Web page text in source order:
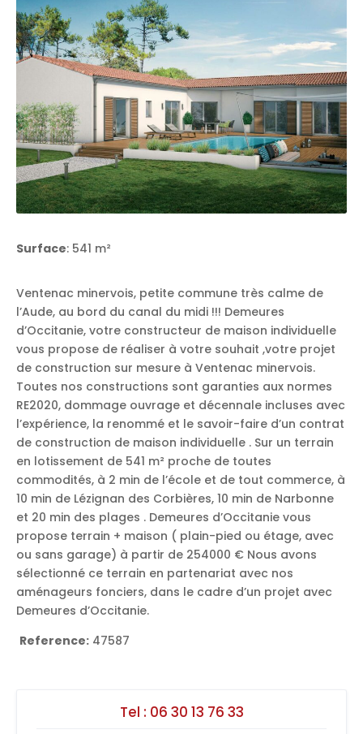
Surface: 541 m²
Ventenac minervois, petite commune très calme de
l’Aude, au bord du canal du midi !!! Demeures
d’Occitanie, votre constructeur de maison individuelle
vous propose de réaliser à votre souhait ,votre projet
de construction sur mesure à Ventenac minervois.
Toutes nos constructions sont garanties aux normes
RE2020, dommage ouvrage et décennale incluses avec
l’expérience, la renommé et le savoir-faire d’un contrat
de construction de maison individuelle . Sur un terrain
en lotissement de 541 m² proche de toutes
commodités, à 2 min de l’école et de tout commerce, à
10 min de Lézignan des Corbières, 10 min de Narbonne
et 20 min des plages . Demeures d’Occitanie vous
propose terrain + maison ( plain-pied ou étage, avec
ou sans garage) à partir de 254000 € Nous avons
sélectionné ce terrain en partenariat avec nos
aménageurs fonciers, dans le cadre d’un projet avec
Demeures d’Occitanie.
Reference: 47587
Tel : 06 30 13 76 33